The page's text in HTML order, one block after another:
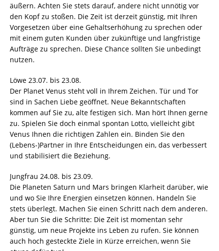
äußern. Achten Sie stets darauf, andere nicht unnötig vor
den Kopf zu stoßen. Die Zeit ist derzeit günstig, mit Ihren
Vorgesetzen über eine Gehaltserhöhung zu sprechen oder
mit einem guten Kunden über zukünftige und langfristige
Aufträge zu sprechen. Diese Chance sollten Sie unbedingt
nutzen.
Löwe 23.07. bis 23.08.
Der Planet Venus steht voll in Ihrem Zeichen. Tür und Tor
sind in Sachen Liebe geöffnet. Neue Bekanntschaften
kommen auf Sie zu, alte festigen sich. Man hört Ihnen gerne
zu. Spielen Sie doch einmal spontan Lotto, vielleicht gibt
Venus Ihnen die richtigen Zahlen ein. Binden Sie den
(Lebens-)Partner in Ihre Entscheidungen ein, das verbessert
und stabilisiert die Beziehung.
Jungfrau 24.08. bis 23.09.
Die Planeten Saturn und Mars bringen Klarheit darüber, wie
und wo Sie Ihre Energien einsetzen können. Handeln Sie
stets überlegt. Machen Sie einen Schritt nach dem anderen.
Aber tun Sie die Schritte: Die Zeit ist momentan sehr
günstig, um neue Projekte ins Leben zu rufen. Sie können
auch hoch gesteckte Ziele in Kürze erreichen, wenn Sie